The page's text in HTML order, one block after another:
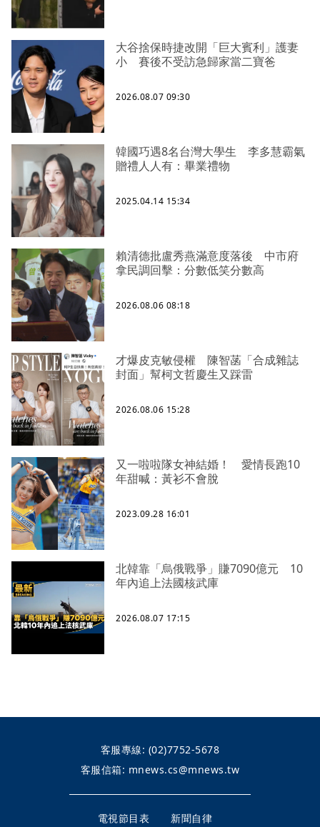
大谷捨保時捷改開「巨大賓利」護妻
小 賽後不受訪急歸家當二寶爸
2026.08.07 09:30
韓國巧遇8名台灣大學生 李多慧霸氣
贈禮人人有：畢業禮物
2025.04.14 15:34
賴清德批盧秀燕滿意度落後 中市府
拿民調回擊：分數低笑分數高
2026.08.06 08:18
才爆皮克敏侵權 陳智菡「合成雜誌
封面」幫柯文哲慶生又踩雷
2026.08.06 15:28
又一啦啦隊女神結婚！ 愛情長跑10
年甜喊：黃衫不會脫
2023.09.28 16:01
北韓靠「烏俄戰爭」賺7090億元 10
年內追上法國核武庫
2026.08.07 17:15
客服專線: (02)7752-5678
客服信箱: mnews.cs@mnews.tw
電視節目表 新聞自律